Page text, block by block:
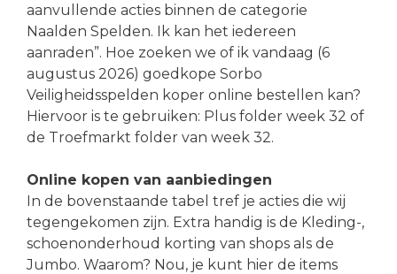
aanvullende acties binnen de categorie
Naalden Spelden. Ik kan het iedereen
aanraden”. Hoe zoeken we of ik vandaag (6
augustus 2026) goedkope Sorbo
Veiligheidsspelden koper online bestellen kan?
Hiervoor is te gebruiken: Plus folder week 32 of
de Troefmarkt folder van week 32.
Online kopen van aanbiedingen
In de bovenstaande tabel tref je acties die wij
tegengekomen zijn. Extra handig is de Kleding-,
schoenonderhoud korting van shops als de
Jumbo. Waarom? Nou, je kunt hier de items